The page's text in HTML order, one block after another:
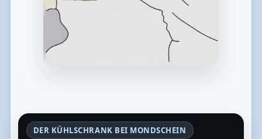
DER KÜHLSCHRANK BEI MONDSCHEIN